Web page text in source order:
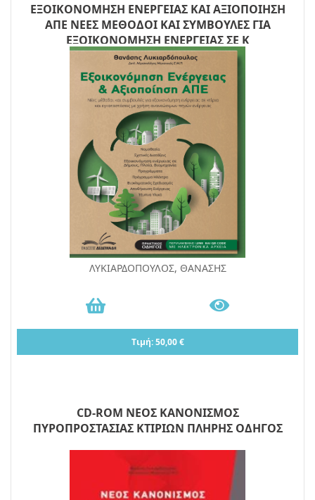
ΕΞΟΙΚΟΝΟΜΗΣΗ ΕΝΕΡΓΕΙΑΣ ΚΑΙ ΑΞΙΟΠΟΙΗΣΗ
ΑΠΕ ΝΕΕΣ ΜΕΘΟΔΟΙ ΚΑΙ ΣΥΜΒΟΥΛΕΣ ΓΙΑ
ΕΞΟΙΚΟΝΟΜΗΣΗ ΕΝΕΡΓΕΙΑΣ ΣΕ Κ
ΛΥΚΙΑΡΔΟΠΟΥΛΟΣ, ΘΑΝΑΣΗΣ
Τιμή: 50,00 €
CD-ROM ΝΕΟΣ ΚΑΝΟΝΙΣΜΟΣ
ΠΥΡΟΠΡΟΣΤΑΣΙΑΣ ΚΤΙΡΙΩΝ ΠΛΗΡΗΣ ΟΔΗΓΟΣ